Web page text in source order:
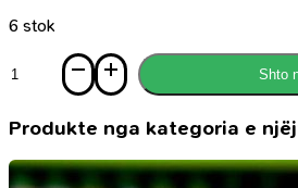
6 stok
Islami
e
Shto
Produkte nga kategoria e